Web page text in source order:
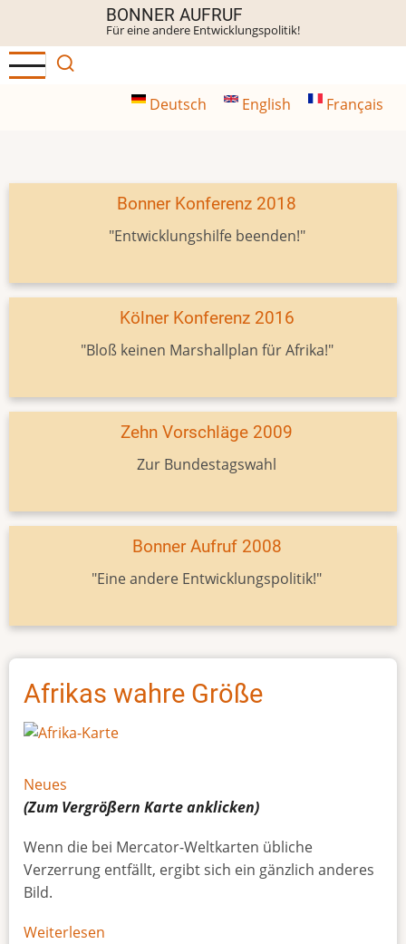
Inhalt
BONNER AUFRUF
Für eine andere Entwicklungspolitik!
Deutsch English Français
Bonner Konferenz 2018
"Entwicklungshilfe beenden!"
Kölner Konferenz 2016
"Bloß keinen Marshallplan für Afrika!"
Zehn Vorschläge 2009
Zur Bundestagswahl
Bonner Aufruf 2008
"Eine andere Entwicklungspolitik!"
Afrikas wahre Größe
Neues
(Zum Vergrößern Karteanklicken)
Wenn die bei Mercator-Weltkarten übliche
Verzerrung entfällt, ergibt sich ein gänzlich anderes
Bild.
Weiterlesen